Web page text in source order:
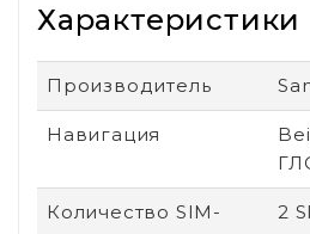
Характеристики
Производитель
Навигация
Количество SIM-
2